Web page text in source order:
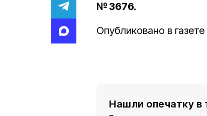
№ 3676.
Опубликовано в
Нашли опечатку в